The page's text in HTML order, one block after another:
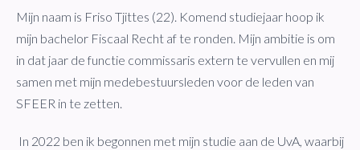
​​​​​​​Mijn naam is Friso Tjittes (22). Komend studiejaar hoop ik
mijn bachelor Fiscaal Recht af te ronden. Mijn ambitie is om
in dat jaar de functie commissaris extern te vervullen en mij
samen met mijn medebestuursleden voor de leden van
SFEER in te zetten.
In 2022 ben ik begonnen met mijn studie aan de UvA, waarbij